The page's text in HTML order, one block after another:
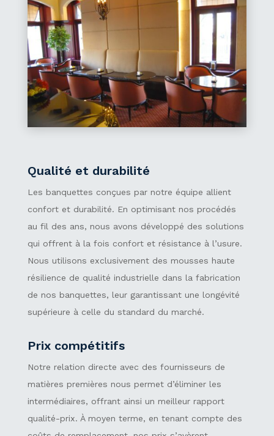
Qualité et durabilité
Les banquettes conçues par notre équipe allient
confort et durabilité. En optimisant nos procédés
au fil des ans, nous avons développé des solutions
qui offrent à la fois confort et résistance à l’usure.
Nous utilisons exclusivement des mousses haute
résilience de qualité industrielle dans la fabrication
de nos banquettes, leur garantissant une longévité
supérieure à celle du standard du marché.
Prix compétitifs
Notre relation directe avec des fournisseurs de
matières premières nous permet d’éliminer les
intermédiaires, offrant ainsi un meilleur rapport
qualité-prix. À moyen terme, en tenant compte des